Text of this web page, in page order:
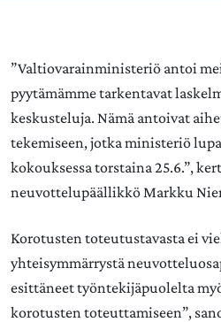
”Valtiovarainministeriö antoi
pyytämämme tarkentavat
keskusteluja. Nämä antoivat
tekemiseen, jotka ministeriö
kokouksessa torstaina 25.6.”,
neuvottelupäällikkö Markku
Korotusten toteutustavasta ei
yhteisymmärrystä
esittäneet työntekijäpuolelta
korotusten toteuttamiseen”,